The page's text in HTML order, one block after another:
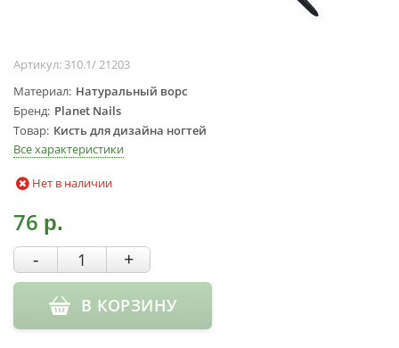
Аппараты для
маникюра и
педикюра
Инструменты
Лампа-лупа
Лампы
Стерилизаторы
УЗ-ванны
Фрезы и
насадки
Хранение
Артикул: 310.1/ 21203
Материал Натуральный ворс
Бренд Planet Nails
Товар Кисть для дизайна ногтей
Все характеристики
Нет в наличии
76 р.
- +
В КОРЗИНУ